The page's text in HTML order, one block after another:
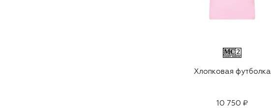
Хлопковая футболка
10 750 ₽